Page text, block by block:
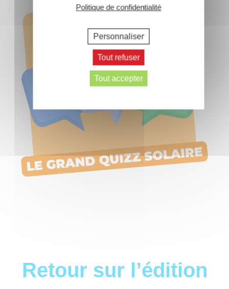
Retour sur l’édition
Politique de confidentialité
Personnaliser
Tout refuser
Tout accepter